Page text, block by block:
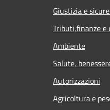
Giustizia e
Tributi,finanze
Ambiente
Salute,
Autorizzazioni
Agricoltura e